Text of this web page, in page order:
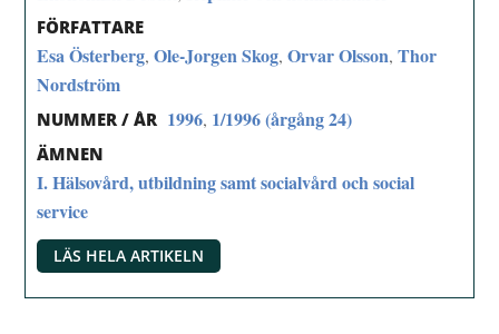
FÖRFATTARE
Esa Österberg,Ole-Jorgen Skog,Orvar Olsson,Thor
Nordström
NUMMER / ÅR 1996, 1/1996 (årgång 24)
ÄMNEN
I. Hälsovård, utbildning samt socialvård och social
service
LÄS HELA ARTIKELN